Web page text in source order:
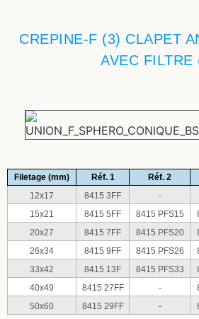
CREPINE-F (3) CLAPET
AVEC FILTRE
Filetage (mm) Réf. 1 Réf. 2
12x17
8415 3FF -
15x21
8415 5FF 8415 PFS15
20x27
8415 7FF 8415 PFS20
26x34
8415 9FF 8415 PFS26
33x42
8415 13F 8415 PFS33
40x49
8415 27FF -
50x60
8415 29FF -